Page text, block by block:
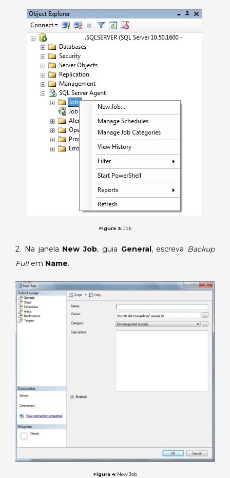
Figura 3: Job
2. Na janela New Job, guia General, escreva Backup
Fullem Name.
Figura 4: New Job